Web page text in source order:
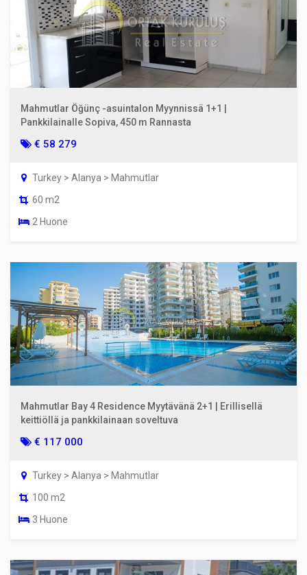
Mahmutlar Öğünç -asuintalon Myynnissä 1+1 |
Pankkilainalle Sopiva, 450 m Rannasta
€ 58 279
Turkey > Alanya > Mahmutlar
60 m2
2 Huone
Mahmutlar Bay 4 Residence Myytävänä 2+1 | Erillisellä
keittiöllä ja pankkilainaan soveltuva
€ 117 000
Turkey > Alanya > Mahmutlar
100 m2
3 Huone